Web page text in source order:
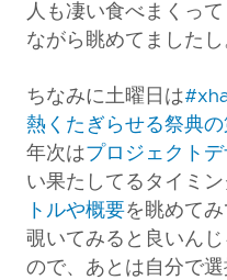
人も凄い食べまくっ
ながら眺めてましたし
ちなみに土曜日は
熱くたぎらせる祭典の
年次はプロジェクト
い果たしてるタイミン
トルや概要を眺めて
覗いてみると良いん
ので、あとは自分で